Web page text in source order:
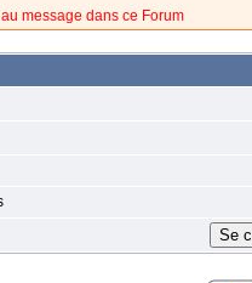
message dans ce Forum